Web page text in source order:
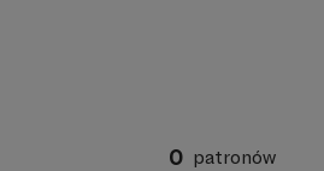
0 patronów